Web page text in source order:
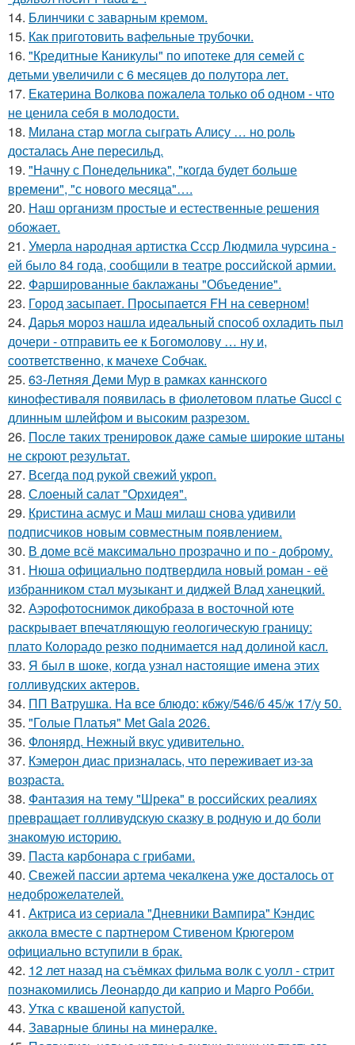
14. Блинчики с заварным кремом.
15. Как приготовить вафельные трубочки.
16. "Кредитные Каникулы" по ипотеке для семей с
детьми увеличили с 6 месяцев до полутора лет.
17. Екатерина Волкова пожалела только об одном - что
не ценила себя в молодости.
18. Милана стар могла сыграть Алису … но роль
досталась Ане пересильд.
19. "Начну с Понедельника", "когда будет больше
времени", "с нового месяца"….
20. Наш организм простые и естественные решения
обожает.
21. Умерла народная артистка Ссср Людмила чурсина -
ей было 84 года, сообщили в театре российской армии.
22. Фаршированные баклажаны "Объедение".
23. Город засыпает. Просыпается FH на северном!
24. Дарья мороз нашла идеальный способ охладить пыл
дочери - отправить ее к Богомолову … ну и,
соответственно, к мачехе Собчак.
25. 63-Летняя Деми Мур в рамках каннского
кинофестиваля появилась в фиолетовом платье Gucci с
длинным шлейфом и высоким разрезом.
26. После таких тренировок даже самые широкие штаны
не скроют результат.
27. Всегда под рукой свежий укроп.
28. Слоеный салат "Орхидея".
29. Кристина асмус и Маш милаш снова удивили
подписчиков новым совместным появлением.
30. В доме всё максимально прозрачно и по - доброму.
31. Нюша официально подтвердила новый роман - её
избранником стал музыкант и диджей Влад ханецкий.
32. Аэрофотоснимок дикобpaза в восточной юте
раскрывает впечатляющую геологическую границу:
плато Колорадо резко поднимается над долиной касл.
33. Я был в шоке, когда узнал настоящие имена этих
голливудских актеров.
34. ПП Ватрушка. На все блюдо: кбжу/546/б 45/ж 17/у 50.
35. "Голые Платья" Met Gala 2026.
36. Флонярд. Нежный вкус удивительно.
37. Кэмерон диас призналась, что переживает из-за
возраста.
38. Фантазия на тему "Шрека" в российских реалиях
превращает голливудскую сказку в родную и до боли
знакомую историю.
39. Паста карбонара с грибами.
40. Свежей пассии артема чекалкена уже досталось от
недоброжелателей.
41. Актриса из сериала "Дневники Вампира" Кэндис
аккола вместе с партнером Стивеном Крюгером
официально вступили в брак.
42. 12 лет назад на съёмках фильма волк с уолл - стрит
познакомились Леонардо ди каприо и Марго Робби.
43. Утка с квашеной капустой.
44. Заварные блины на минералке.